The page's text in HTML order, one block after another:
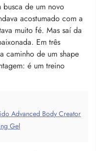
busca de um novo
acostumado com a
muito fé. Mas saí da
Em três
caminho de um shape
é um treino
Advanced Body Creator
Gel